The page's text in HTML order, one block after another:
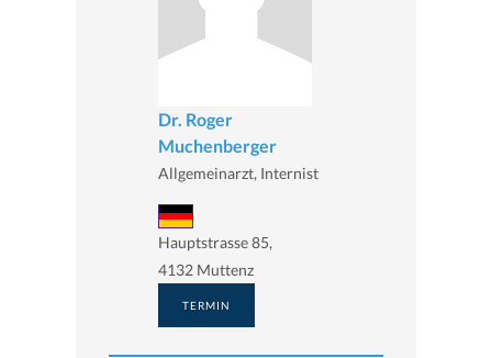
Dr. Roger
Muchenberger
Allgemeinarzt, Internist
Hauptstrasse 85,
4132 Muttenz
TERMIN